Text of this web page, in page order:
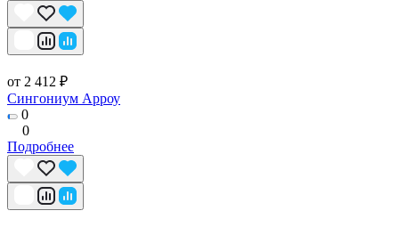
от 2 412 ₽
Сингониум Арроу
0
0
Подробнее